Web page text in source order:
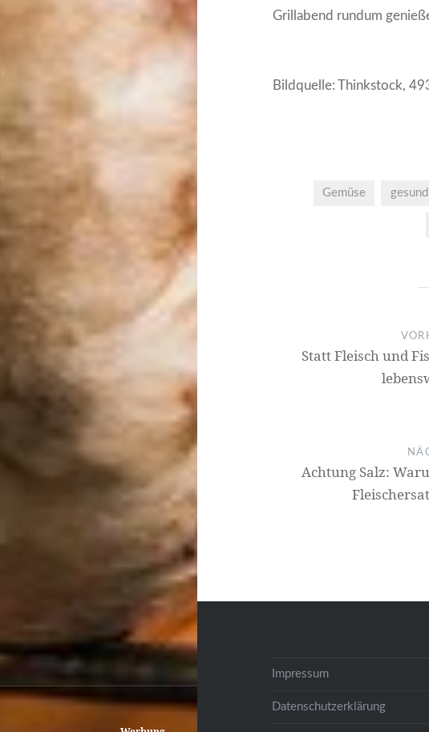
Grillabend rundum
Bildquelle: Thinkstock,
Gemüse gesund
Beitrags-
Statt Fleisch und
Achtung Salz:
Impressum
Datenschutzerklärung